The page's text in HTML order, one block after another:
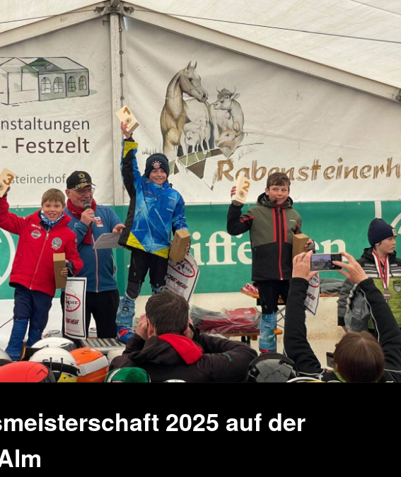
2025 auf der